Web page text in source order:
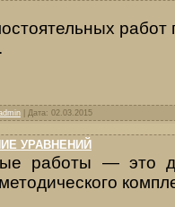
работ
| Дата: 02.03.2015
УРАВНЕНИЙ
работы — это